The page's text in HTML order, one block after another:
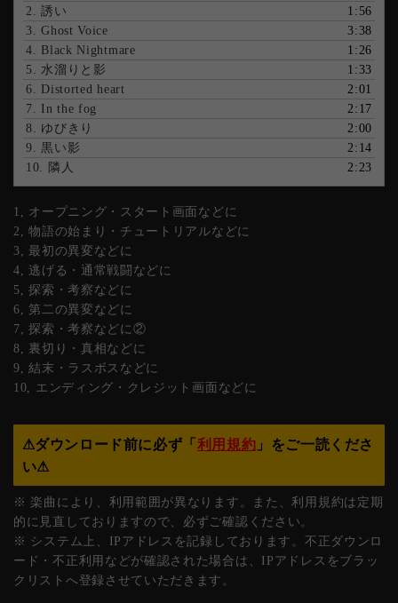
ー
2.誘い
1:56
3.Ghost Voice
3:38
4. Black Nightmare
1:26
5.水溜りと影
1:33
6. Distorted heart
2:01
7. In the fog
2:17
8. ゆびきり
2:00
9.黒い影
2:14
10. 隣人 2:23
1, オープニング・スタート画面などに
2, 物語の始まり・チュートリアルなどに
3, 最初の異変などに
4, 逃げる・通常戦闘などに
5, 探索・考察などに
6, 第二の異変などに
7, 探索・考察などに②
8, 裏切り・真相などに
9, 結末・ラスボスなどに
10, エンディング・クレジット画面などに
⚠︎ダウンロード前に必ず「 利用規約 」をご一読くださ
い⚠︎
※ 楽曲により、利用範囲が異なります。また、利用規約は定期
的に見直しておりますので、必ずご確認ください。
※ システム上、IPアドレスを記録しております。不正ダウンロ
ード・不正利用などが確認された場合は、IPアドレスをブラッ
クリストへ登録させていただきます。